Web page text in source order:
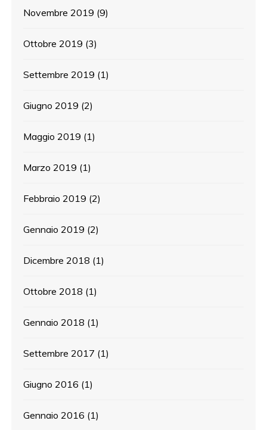
Novembre 2019 (9)
Ottobre 2019 (3)
Settembre 2019 (1)
Giugno 2019 (2)
Maggio 2019 (1)
Marzo 2019 (1)
Febbraio 2019 (2)
Gennaio 2019 (2)
Dicembre 2018 (1)
Ottobre 2018 (1)
Gennaio 2018 (1)
Settembre 2017 (1)
Giugno 2016 (1)
Gennaio 2016 (1)